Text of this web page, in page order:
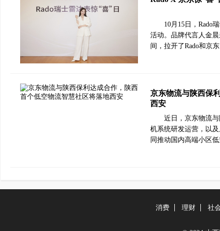
10月15日，Rado
活动。品牌代言人金
间，拉开了Rado和京
京东物流与陕西保
西安
近日，京东物流
机系统研发运营，以
同推动国内高端小区
消费 理财 社